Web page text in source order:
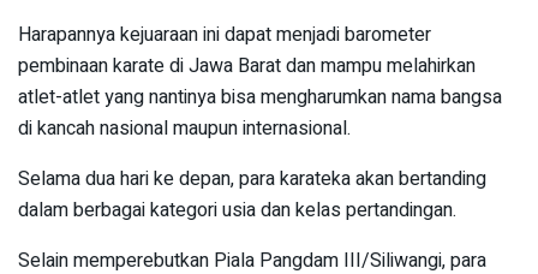
Harapannya kejuaraan ini dapat menjadi barometer
pembinaan karate di Jawa Barat dan mampu melahirkan
atlet-atlet yang nantinya bisa mengharumkan nama bangsa
di kancah nasional maupun internasional.
Selama dua hari ke depan, para karateka akan bertanding
dalam berbagai kategori usia dan kelas pertandingan.
Selain memperebutkan Piala Pangdam III/Siliwangi, para